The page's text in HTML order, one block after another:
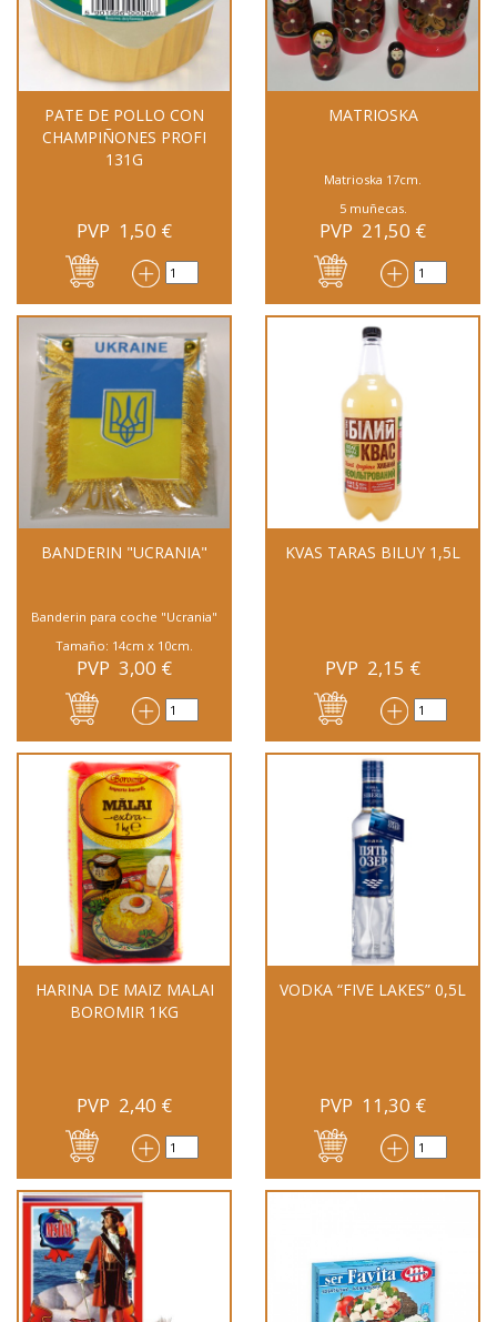
PATE DE POLLO CON
CHAMPIÑONES PROFI
131G
PVP 1,50 €
MATRIOSKA
Matrioska 17cm.
5 muñecas.
PVP 21,50 €
BANDERIN "UCRANIA"
Banderin para coche "Ucrania"
Tamaño: 14cm x 10cm.
PVP 3,00 €
KVAS TARAS BILUY 1,5L
PVP 2,15 €
HARINA DE MAIZ MALAI
BOROMIR 1KG
PVP 2,40 €
VODKA “FIVE LAKES” 0,5L
PVP 11,30 €